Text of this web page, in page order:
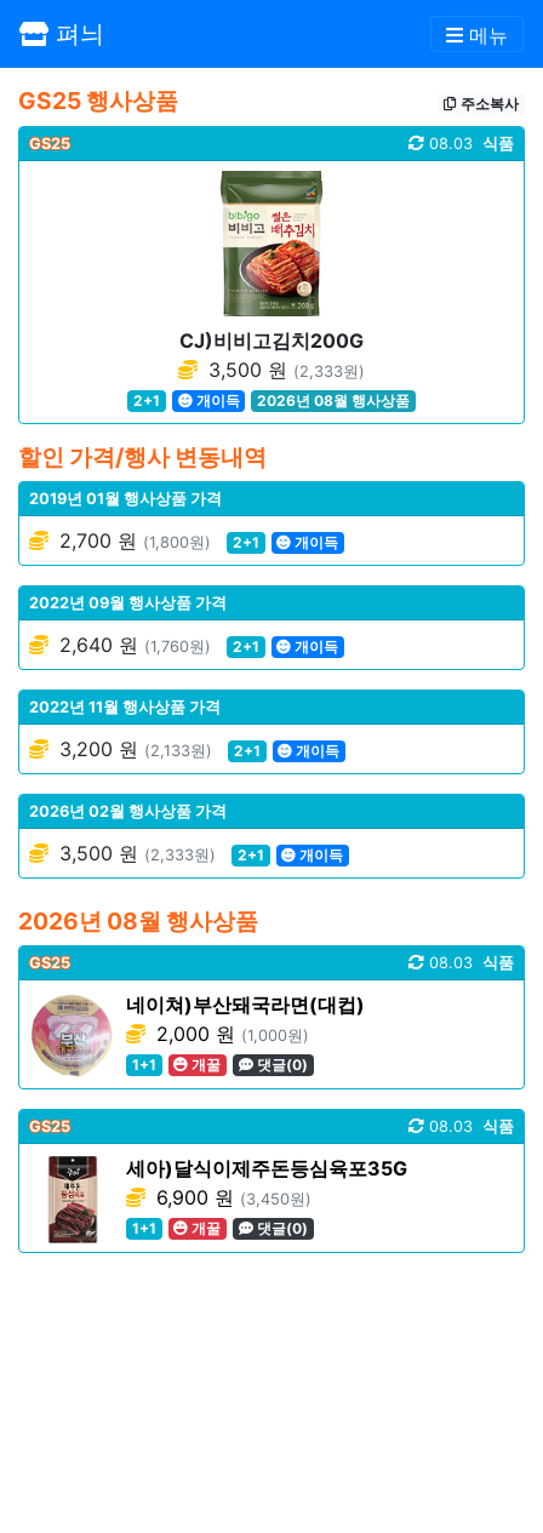
펴늬 메뉴
GS25 행사상품 주소복사
GS25 식품
08.03
CJ)비비고김치200G
3,500 원 (2,333원)
2+1
개이득 2026년 08월 행사상품
할인 가격/행사 변동내역
2019년 01월 행사상품 가격
2,700 원 (1,800원) 2+1 개이득
2022년 09월 행사상품 가격
2,640 원 (1,760원) 2+1 개이득
2022년 11월 행사상품 가격
3,200 원 (2,133원) 2+1 개이득
2026년 02월 행사상품 가격
3,500 원 (2,333원) 2+1 개이득
2026년 08월 행사상품
GS25 식품
08.03
네이쳐)부산돼국라면(대컵)
2,000 원 (1,000원)
1+1
개꿀 댓글(0)
GS25 식품
08.03
세아)달식이제주돈등심육포35G
6,900 원 (3,450원)
1+1
개꿀 댓글(0)